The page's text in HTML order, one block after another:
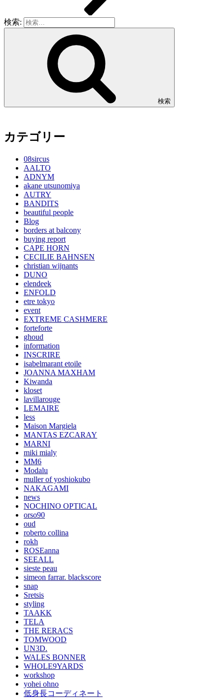
検索:
検索
カテゴリー
08sircus
AALTO
ADNYM
akane utsunomiya
AUTRY
BANDITS
beautiful people
Blog
borders at balcony
buying report
CAPE HORN
CECILIE BAHNSEN
christian wijnants
DUNO
elendeek
ENFOLD
etre tokyo
event
EXTREME CASHMERE
forteforte
ghoud
information
INSCRIRE
isabelmarant etoile
JOANNA MAXHAM
Kiwanda
kloset
lavillarouge
LEMAIRE
less
Maison Margiela
MANTAS EZCARAY
MARNI
miki mialy
MM6
Modalu
muller of yoshiokubo
NAKAGAMI
news
NOCHINO OPTICAL
orso90
oud
roberto collina
rokh
ROSEanna
SEEALL
sieste peau
simeon farrar. blackscore
snap
Sretsis
styling
TAAKK
TELA
THE RERACS
TOMWOOD
UN3D.
WALES BONNER
WHOLE9YARDS
workshop
yohei ohno
低身長コーディネート